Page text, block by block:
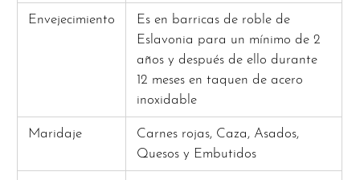
Envejecimiento
Es en barricas de roble de
Eslavonia para un mínimo de 2
años y después de ello durante
12 meses en taquen de acero
inoxidable
Maridaje
Carnes rojas, Caza, Asados,
Quesos y Embutidos